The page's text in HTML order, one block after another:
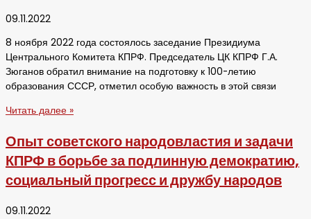
09.11.2022
8 ноября 2022 года состоялось заседание Президиума
Центрального Комитета КПРФ. Председатель ЦК КПРФ Г.А.
Зюганов обратил внимание на подготовку к 100-летию
образования СССР, отметил особую важность в этой связи
Читать далее »
Опыт советского народовластия и задачи
КПРФ в борьбе за подлинную демократию,
социальный прогресс и дружбу народов
09.11.2022